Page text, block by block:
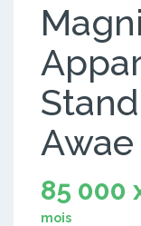
85 000
mois